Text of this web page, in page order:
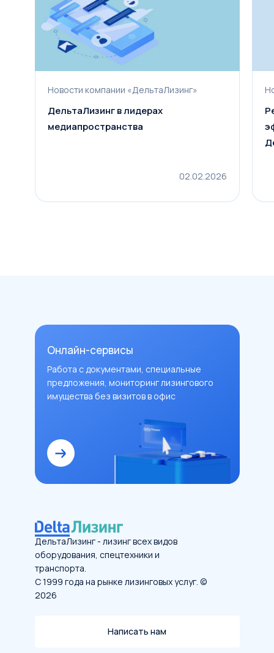
Новости компании «ДельтаЛизинг»
ДельтаЛизинг в лидерах
медиапространства
02.02.2026
Онлайн-сервисы
Работа с документами, специальные
предложения, мониторинг лизингового
имущества без визитов в офис
ДельтаЛизинг - лизинг всех видов
оборудования, спецтехники и
транспорта.
С 1999 года на рынке лизинговых услуг. ©
2026
Написать нам